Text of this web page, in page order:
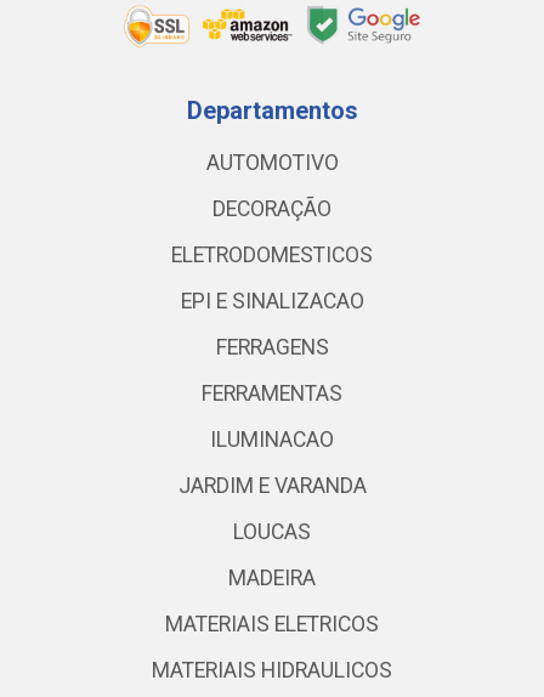
Departamentos
AUTOMOTIVO
DECORAÇÃO
ELETRODOMESTICOS
EPI E SINALIZACAO
FERRAGENS
FERRAMENTAS
ILUMINACAO
JARDIM E VARANDA
LOUCAS
MADEIRA
MATERIAIS ELETRICOS
MATERIAIS HIDRAULICOS